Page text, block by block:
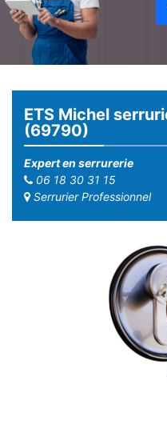
ETS Michel
(69790)
Expert en serrurerie
06 18 30 31 15
Serrurier Professionnel